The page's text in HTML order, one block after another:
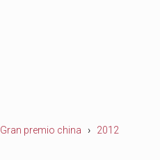
Gran premio china 2012